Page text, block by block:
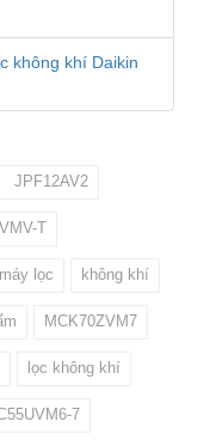
không khí Daikin
JPF12AV2
T
máy lọc không khí
MCK70ZVM7
lọc không khí
7